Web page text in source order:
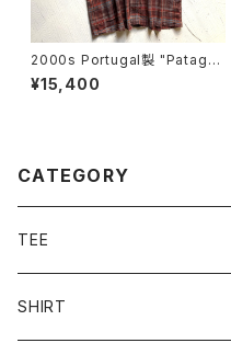
2000s Portugal製 "Patago
nia" A/C Yarn-Dye shirt
¥15,400
CATEGORY
TEE
SHIRT